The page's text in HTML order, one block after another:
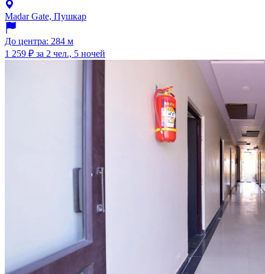
Madar Gate, Пушкар
До центра: 284 м
1 259 ₽ за 2 чел., 5 ночей